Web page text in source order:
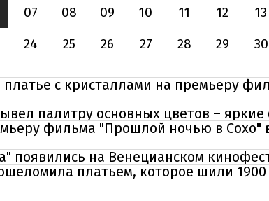
07 08 09 10 11 12 13
24 25 26 27 28 29 30
с кристаллами на премьеру
палитру основных цветов – яркие
фильма "Прошлой ночью в Сохо"
появились на Венецианском
платьем, которое шили